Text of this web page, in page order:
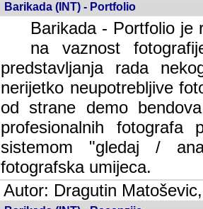
Barikada (INT) - Portfolio
Barikada - Portfolio je
na vaznost
predstavljanja rada
nerijetko neupotrebljive
od strane demo
profesionalnih fotografa
sistemom "gledaj /
fotografska umijeca.
Autor: Dragutin